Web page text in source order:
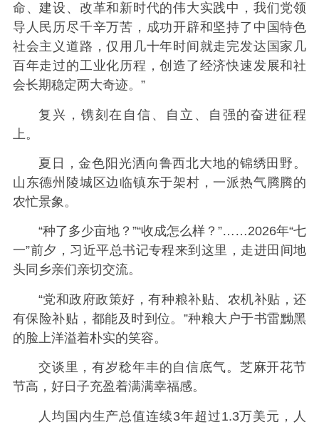
命、建设、改革和新时代的伟大实践中，我们党领
导人民历尽千辛万苦，成功开辟和坚持了中国特色
社会主义道路，仅用几十年时间就走完发达国家几
百年走过的工业化历程，创造了经济快速发展和社
会长期稳定两大奇迹。”
复兴，镌刻在自信、自立、自强的奋进征程
上。
夏日，金色阳光洒向鲁西北大地的锦绣田野。
山东德州陵城区边临镇东于架村，一派热气腾腾的
农忙景象。
“种了多少亩地？”“收成怎么样？”……2026年“七
一”前夕，习近平总书记专程来到这里，走进田间地
头同乡亲们亲切交流。
“党和政府政策好，有种粮补贴、农机补贴，还
有保险补贴，都能及时到位。”种粮大户于书雷黝黑
的脸上洋溢着朴实的笑容。
交谈里，有岁稔年丰的自信底气。芝麻开花节
节高，好日子充盈着满满幸福感。
人均国内生产总值连续3年超过1.3万美元，人